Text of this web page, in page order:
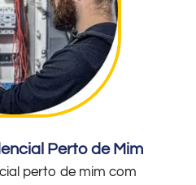
Perto de Mim
perto de mim com